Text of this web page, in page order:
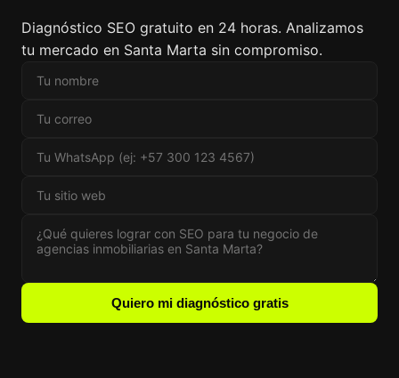
Diagnóstico SEO gratuito en 24 horas. Analizamos
tu mercado en Santa Marta sin compromiso.
Quiero mi diagnóstico gratis